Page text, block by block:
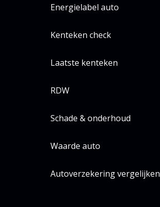
Energielabel auto
Kenteken check
Laatste kenteken
RDW
Schade & onderhoud
Waarde auto
Autoverzekering vergelijken